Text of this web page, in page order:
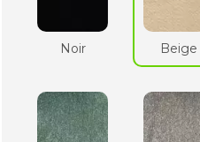
Noir Beige